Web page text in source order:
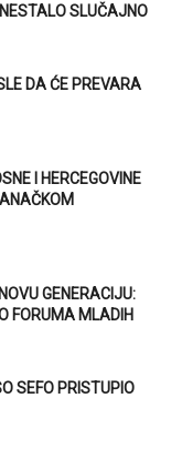
SLUČAJNO
DA ĆE PREVARA
I HERCEGOVINE
GENERACIJU:
FORUMA MLADIH
SEFO PRISTUPIO